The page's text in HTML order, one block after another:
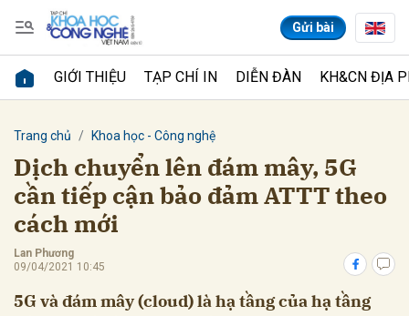
Gửi bài
GIỚI THIỆU TẠP CHÍ IN DIỄN ĐÀN KH&CN ĐỊA
Trang chủ Khoa học - Công nghệ
Dịch chuyển lên đám mây, 5G
cần tiếp cận bảo đảm ATTT theo
cách mới
Lan Phương
09/04/2021 10:45
5G và đám mây (cloud) là hạ tầng của hạ tầng
Gửi bình luận
Hủy Gửi